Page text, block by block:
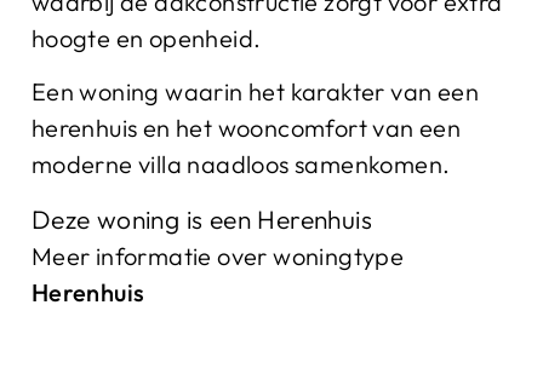
hoogte en openheid.
Een woning waarin het karakter van een
herenhuis en het wooncomfort van een
moderne villa naadloos samenkomen.
Deze woning is een Herenhuis
Meer informatie over woningtype
Herenhuis